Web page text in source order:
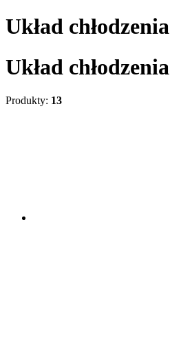
Układ chłodzenia
Układ chłodzenia
Produkty: 13